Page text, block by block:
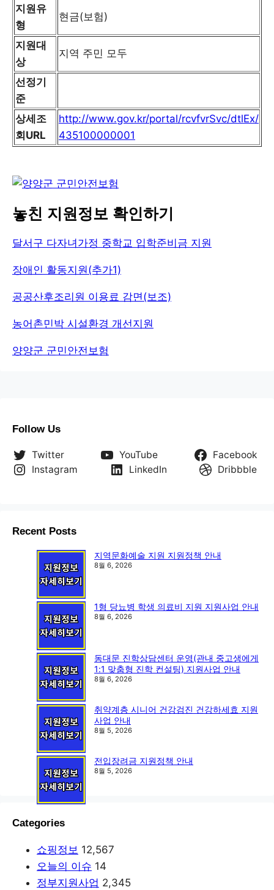
지원유
형
현금(보험)
지원대
상
지역 주민 모두
선정기
준
상세조
회URL
http://www.gov.kr/portal/rcvfvrSvc/dtlEx/
435100000001
놓친 지원정보 확인하기
달서구 다자녀가정 중학교 입학준비금 지원
장애인 활동지원(추가1)
공공산후조리원 이용료 감면(보조)
농어촌민박 시설환경 개선지원
양양군 군민안전보험
Follow Us
Twitter YouTube
Facebook
Instagram
LinkedIn Dribbble
Recent Posts
지역문화예술 지원 지원정책 안내
8월 6, 2026
1형 당뇨병 학생 의료비 지원 지원사업 안내
8월 6, 2026
동대문 진학상담센터 운영(관내 중고생에게
1:1 맞춤형 진학 컨설팅) 지원사업 안내
8월 6, 2026
취약계층 시니어 건강검진 건강하세효 지원
사업 안내
8월 5, 2026
전입장려금 지원정책 안내
8월 5, 2026
Categories
쇼핑정보 12,567
오늘의 이슈 14
정부지원사업 2,345